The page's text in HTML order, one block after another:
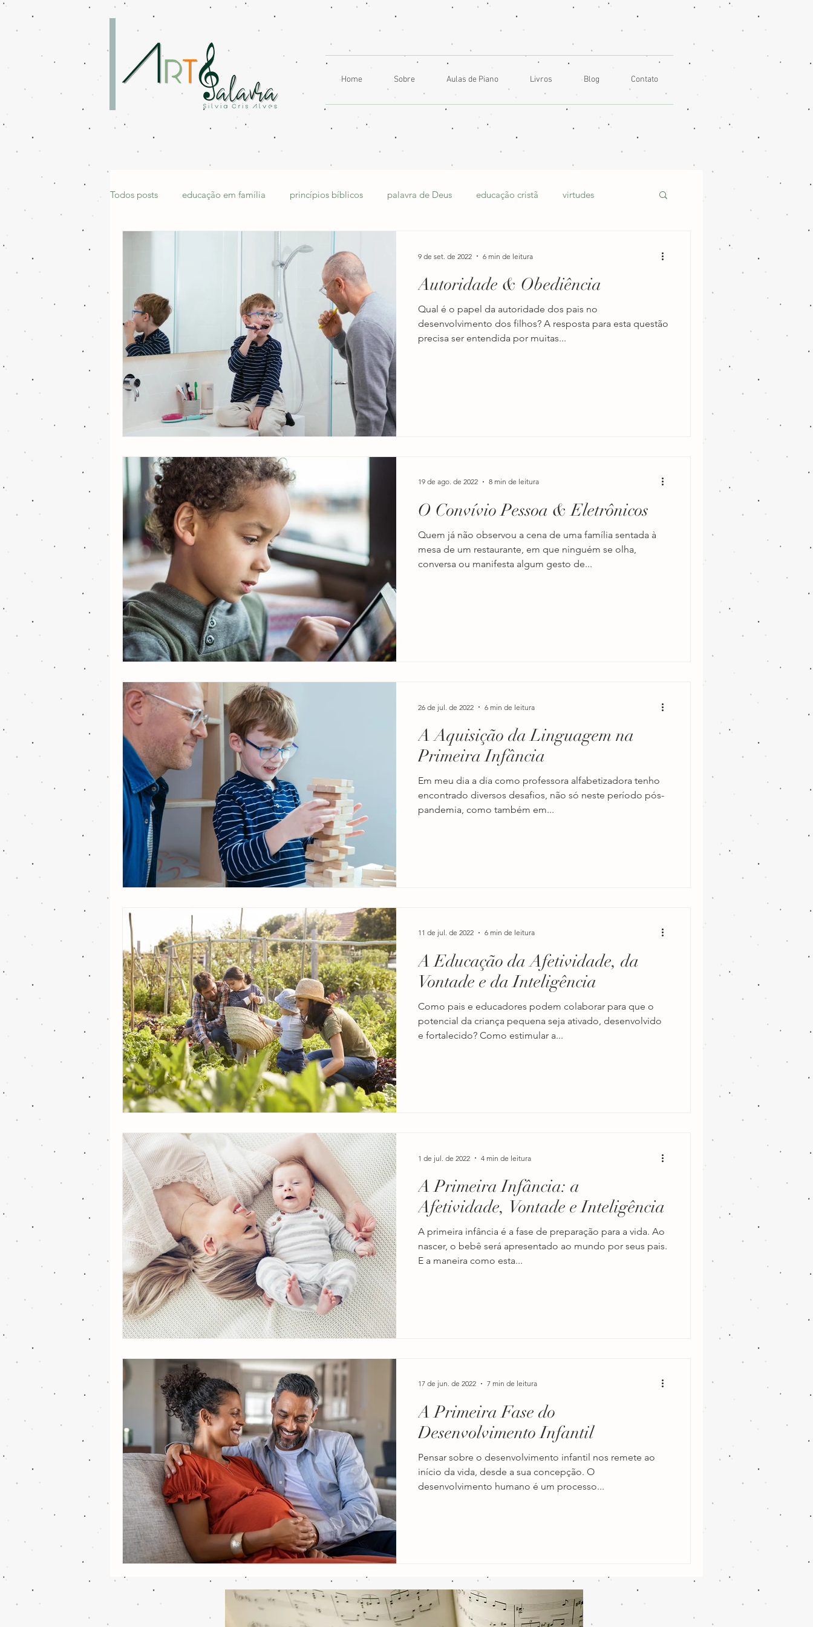
Home Sobre Aulas de Piano Livros Blog Contato
Todos posts educação em família princípios bíblicos palavra de Deus educação cristã virtudes
leitura em família educação musical
música e poesia alfabetização inteligências descobrindo talentos criatividade psicologia infantil
pedagogia desenvolvimento infantil desenvolvimento da criança primeira infância
desenvolvimento cognitivo afetividade inteligência
criatividade musicalidade leitura
Autoridade & Obediência
Qual é o papel da autoridade dos pais no
desenvolvimento dos filhos? A resposta para esta questão
precisa ser entendida por muitas...
9 de set. de 2022 6 min de leitura
O Convívio Pessoa & Eletrônicos
Quem já não observou a cena de uma família sentada à
mesa de um restaurante, em que ninguém se olha,
conversa ou manifesta algum gesto de...
19 de ago. de 2022 8 min de leitura
A Aquisição da Linguagem na
Primeira Infância
Em meu dia a dia como professora alfabetizadora tenho
encontrado diversos desafios, não só neste período pós-
pandemia, como também em...
26 de jul. de 2022 6 min de leitura
A Educação da Afetividade, da
Vontade e da Inteligência
Como pais e educadores podem colaborar para que o
potencial da criança pequena seja ativado, desenvolvido
e fortalecido? Como estimular a...
11 de jul. de 2022 6 min de leitura
A Primeira Infância: a
Afetividade, Vontade e Inteligência
A primeira infância é a fase de preparação para a vida. Ao
nascer, o bebê será apresentado ao mundo por seus pais.
E a maneira como esta...
1 de jul. de 2022 4 min de leitura
A Primeira Fase do
Desenvolvimento Infantil
Pensar sobre o desenvolvimento infantil nos remete ao
início da vida, desde a sua concepção. O
desenvolvimento humano é um processo...
17 de jun. de 2022 7 min de leitura